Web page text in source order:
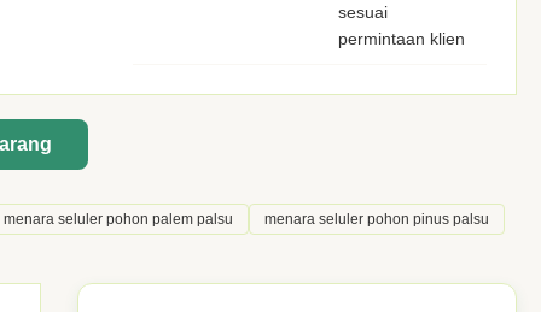
sesuai
permintaan klien
menara seluler pohon palem palsu menara seluler pohon pinus palsu